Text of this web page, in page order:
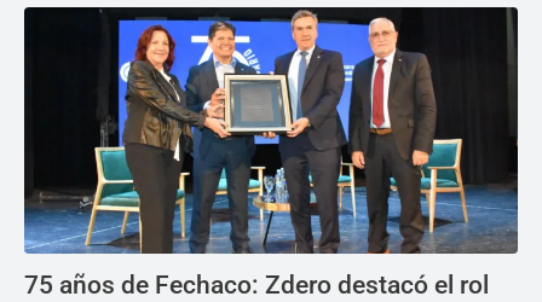
75 años de Fechaco: Zdero destacó el rol